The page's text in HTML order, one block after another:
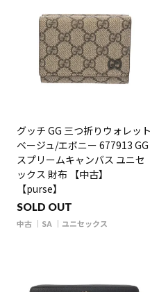
グッチ GG 三つ折りウォレット
ベージュ/エボニー 677913 GG
スプリームキャンバス ユニセ
ックス 財布 【中古】
【purse】
SOLD OUT
中古 SA ユニセックス